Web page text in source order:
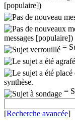
[populaire])
messages [populaire])
=
synthèse.
=
[Recherche avancée]